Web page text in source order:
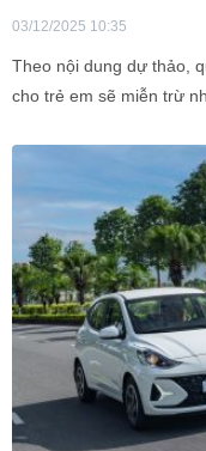
03/12/2025 10:35
Theo nội dung dự thảo,
cho trẻ em sẽ miễn trừ